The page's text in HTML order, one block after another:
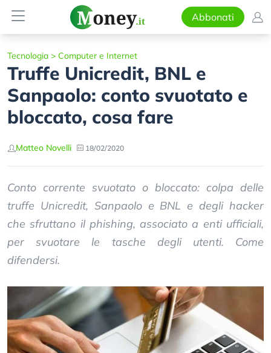
Abbonati
Tecnologia > Computer e Internet
Truffe Unicredit, BNL e
Sanpaolo: conto svuotato e
bloccato, cosa fare
Matteo Novelli 18/02/2020
Conto corrente svuotato o bloccato: colpa delle
truffe Unicredit, Sanpaolo e BNL e degli hacker
che sfruttano il phishing, associato a enti ufficiali,
per svuotare le tasche degli utenti. Come
difendersi.